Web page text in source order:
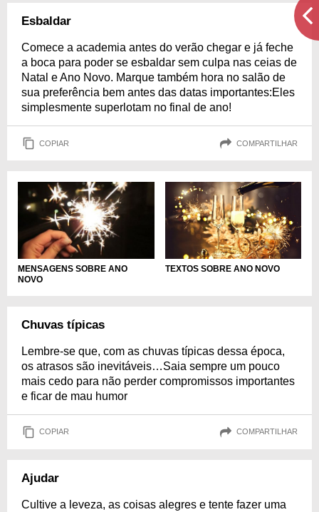
Esbaldar
Comece a academia antes do verão chegar e já feche
a boca para poder se esbaldar sem culpa nas ceias de
Natal e Ano Novo. Marque também hora no salão de
sua preferência bem antes das datas importantes:Eles
simplesmente superlotam no final de ano!
COPIAR COMPARTILHAR
MENSAGENS SOBRE ANO
NOVO
TEXTOS SOBRE ANO NOVO
Chuvas típicas
Lembre-se que, com as chuvas típicas dessa época,
os atrasos são inevitáveis…Saia sempre um pouco
mais cedo para não perder compromissos importantes
e ficar de mau humor
COPIAR COMPARTILHAR
Ajudar
Cultive a leveza, as coisas alegres e tente fazer uma